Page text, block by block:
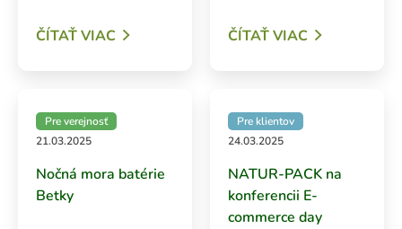
ČÍTAŤ VIAC ČÍTAŤ VIAC
Pre verejnosť
21.03.2025
Nočná mora batérie
Betky
Pre klientov
24.03.2025
NATUR-PACK na
konferencii E-
commerce day